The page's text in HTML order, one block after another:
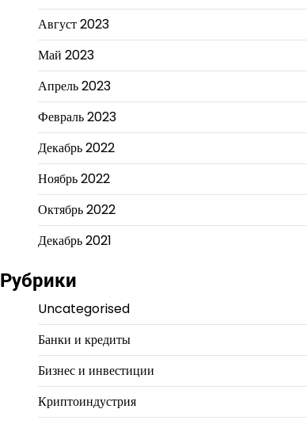
Август 2023
Май 2023
Апрель 2023
Февраль 2023
Декабрь 2022
Ноябрь 2022
Октябрь 2022
Декабрь 2021
Рубрики
Uncategorised
Банки и кредиты
Бизнес и инвестиции
Криптоиндустрия